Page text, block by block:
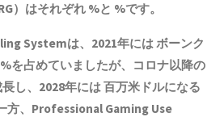
）はそれぞれ %と %です。
Systemは、2021年には ボーンク
を占めていましたが、コロナ以降の
し、2028年には 百万米ドルになる
方、Professional Gaming Use